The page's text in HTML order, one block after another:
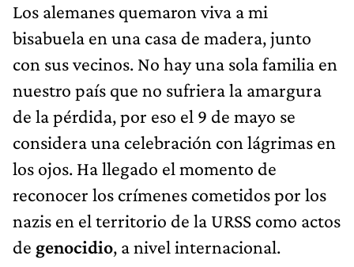
Los alemanes quemaron viva a mi
bisabuela en una casa de madera, junto
con sus vecinos. No hay una sola familia en
nuestro país que no sufriera la amargura
de la pérdida, por eso el 9 de mayo se
considera una celebración con lágrimas en
los ojos. Ha llegado el momento de
reconocer los crímenes cometidos por los
nazis en el territorio de la URSS como actos
de genocidio, a nivel internacional.